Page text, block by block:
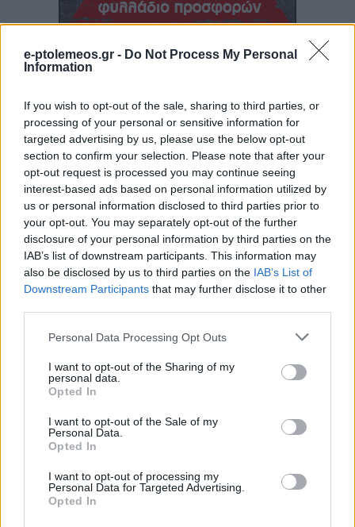
e-ptolemeos.gr - Do Not Process My Personal
Information
If you wish to opt-out of the sale, sharing to third parties, or
processing of your personal or sensitive information for
targeted advertising by us, please use the below opt-out
section to confirm your selection. Please note that after your
opt-out request is processed you may continue seeing
interest-based ads based on personal information utilized by
us or personal information disclosed to third parties prior to
your opt-out. You may separately opt-out of the further
disclosure of your personal information by third parties on the
IAB’s list of downstream participants. This information may
also be disclosed by us to third parties on the IAB’s List of
Downstream Participants that may further disclose it to other
Please note that this website/app uses one or more Google
not limited to your visit or usage behaviour. You may click to
grant or deny consent to Google and its third-party tags to
use your data for below specified purposes in below Google
consent section.
Personal Data Processing Opt Outs
I want to opt-out of the Sharing of my
personal data.
Opted In
I want to opt-out of the Sale of my
Personal Data.
Opted In
I want to opt-out of processing my
Personal Data for Targeted Advertising.
Opted In